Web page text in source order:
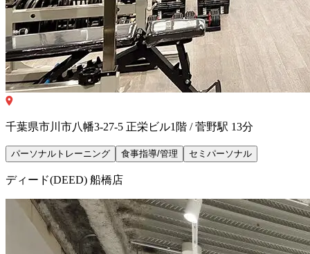
千葉県市川市八幡3-27-5 正栄ビル1階 / 菅野駅 13分
パーソナルトレーニング 食事指導/管理 セミパーソナル
ディード(DEED) 船橋店